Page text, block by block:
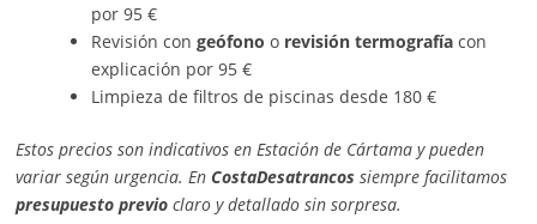
por 95 €
Revisión con geófono o revisión termografíacon
explicación por 95 €
Limpieza de filtros de piscinas desde 180 €
Estos precios son indicativos en Estación de Cártama y pueden
variar según urgencia. En CostaDesatrancos siempre facilitamos
presupuesto previoclaro y detallado sin sorpresa.